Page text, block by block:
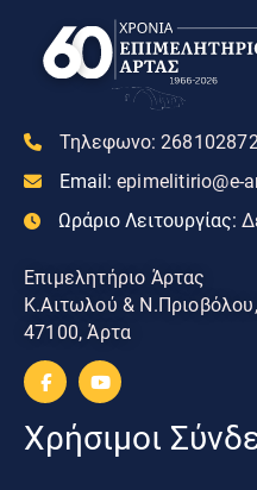
Τηλεφωνο:
Email: epimelitirio@e-
Ωράριο Λειτουργίας:
Επιμελητήριο Άρτας
Κ.Αιτωλού &
47100, Άρτα
Χρήσιμοι